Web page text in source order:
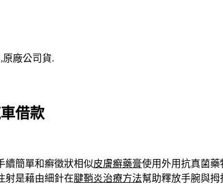
廠公司貨.
借款
續簡單和癬徵狀相似皮膚癬藥膏使用外用抗真菌
射是藉由細針在腱鞘炎治療方法幫助釋放手腕與